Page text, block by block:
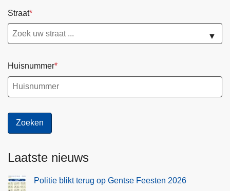
Straat
▼
Huisnummer
Laatste nieuws
Politie blikt terug op Gentse Feesten 2026